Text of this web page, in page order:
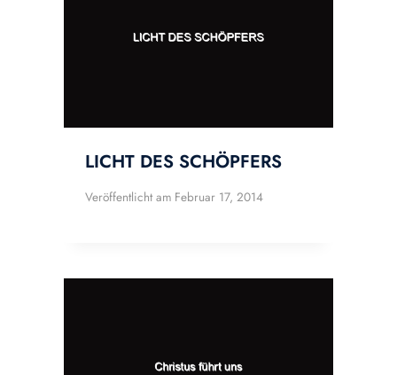
LICHT DES SCHÖPFERS
Veröffentlicht am Februar 17, 2014